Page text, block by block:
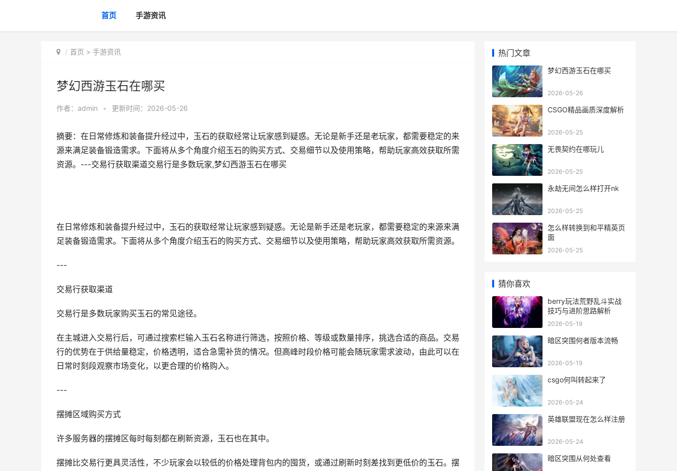
首页 手游资讯
首页 > 手游资讯
梦幻西游玉石在哪买
作者： admin • 更新时间：2026-05-26
摘要：在日常修炼和装备提升经过中，玉石的获取经常让玩家感到疑惑。无论是新手还是老玩家，都需要稳定的来
源来满足装备锻造需求。下面将从多个角度介绍玉石的购买方式、交易细节以及使用策略，帮助玩家高效获取所需
资源。---交易行获取渠道交易行是多数玩家,梦幻西游玉石在哪买
在日常修炼和装备提升经过中，玉石的获取经常让玩家感到疑惑。无论是新手还是老玩家，都需要稳定的来源来满
足装备锻造需求。下面将从多个角度介绍玉石的购买方式、交易细节以及使用策略，帮助玩家高效获取所需资源。
---
交易行获取渠道
交易行是多数玩家购买玉石的常见途径。
在主城进入交易行后，可通过搜索栏输入玉石名称进行筛选，按照价格、等级或数量排序，挑选合适的商品。交易
行的优势在于供给量稳定，价格透明，适合急需补货的情况。但高峰时段价格可能会随玩家需求波动，由此可以在
日常时刻段观察市场变化，以更合理的价格购入。
---
摆摊区域购买方式
许多服务器的摆摊区每时每刻都在刷新资源，玉石也在其中。
摆摊比交易行更具灵活性，不少玩家会以较低的价格处理背包内的囤货，或通过刷新时刻差找到更低价的玉石。摆
热门文章
梦幻西游玉石在哪买
2026-05-26
CSGO精品画质深度解析
2026-05-25
无畏契约在哪玩儿
2026-05-25
永劫无间怎么样打开nk
2026-05-25
怎么样转换到和平精英页
面
2026-05-25
猜你喜欢
berry玩法荒野乱斗实战
技巧与进阶思路解析
2026-05-19
暗区突围何者版本流畅
2026-05-19
csgo何叫转起来了
2026-05-24
英雄联盟现在怎么样注册
2026-05-24
暗区突围从何处查看